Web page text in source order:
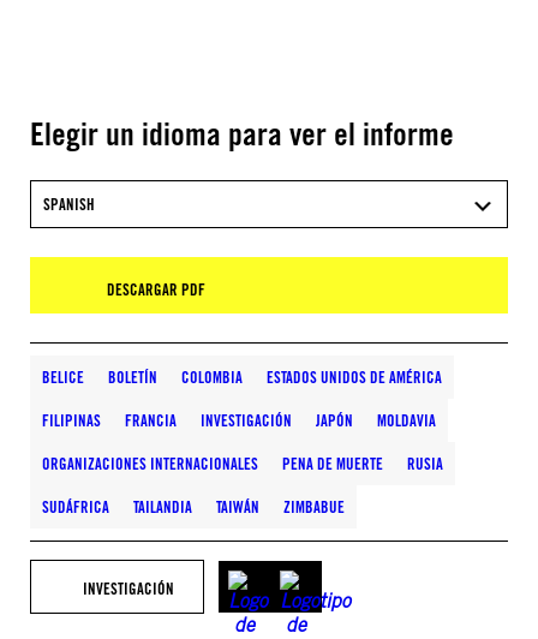
Elegir un idioma para ver el informe
SPANISH
DESCARGAR PDF
BELICE BOLETÍN COLOMBIA ESTADOS UNIDOS DE AMÉRICA
FILIPINAS FRANCIA INVESTIGACIÓN JAPÓN MOLDAVIA
ORGANIZACIONES INTERNACIONALES PENA DE MUERTE RUSIA
SUDÁFRICA TAILANDIA TAIWÁN ZIMBABUE
INVESTIGACIÓN